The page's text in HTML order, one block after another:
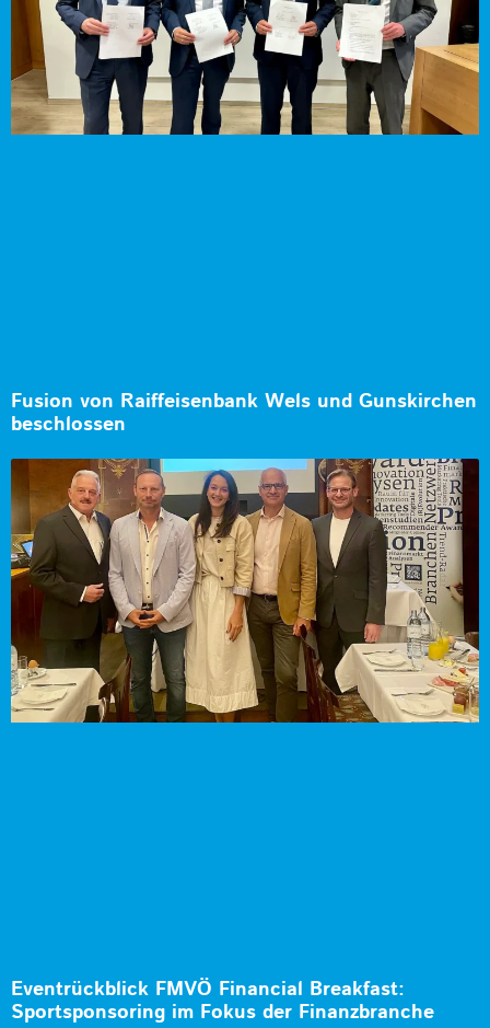
Fusion von Raiffeisenbank Wels und Gunskirchen
beschlossen
Eventrückblick FMVÖ Financial Breakfast:
Sportsponsoring im Fokus der Finanzbranche